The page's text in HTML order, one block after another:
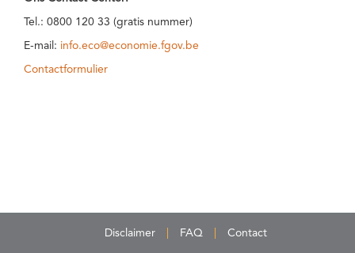
Tel.: 0800 120 33 (gratis nummer)
E-mail: info.eco@economie.fgov.be
Contactformulier
Disclaimer FAQ Contact